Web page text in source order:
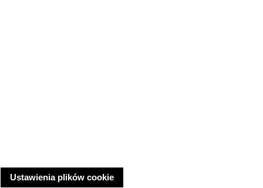
Ustawienia plików cookie